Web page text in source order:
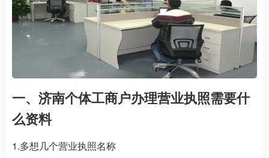
一、济南个体工商户办理营业执照需要什
么资料
1.多想几个营业执照名称